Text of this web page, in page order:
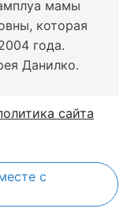
мамы
которая
года.
Данилко.
сайта
с